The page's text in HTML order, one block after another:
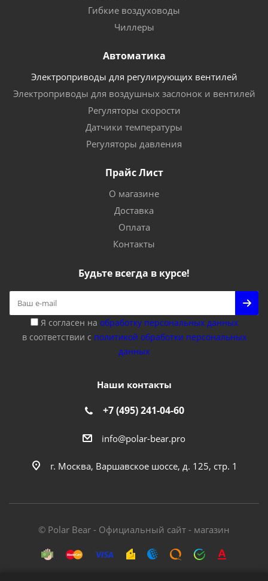
Гибкие воздуховоды
Чиллеры
Автоматика
Электроприводы для регулирующих вентилей
Электроприводы для воздушных заслонок и вентилей
Регуляторы скорости
Датчики температуры
Регуляторы давления
Прайс Лист
О магазине
Доставка
Оплата
Контакты
Будьте всегда в курсе!
Я согласен на обработку персональных данных
в соответствии с политикой обработки персональных
данных
Наши контакты
+7 (495) 241-04-60
info@polar-bear.pro
г. Москва, Варшавское шоссе, д. 125, стр. 1
© Polar Bear - Официальный сайт - магазин